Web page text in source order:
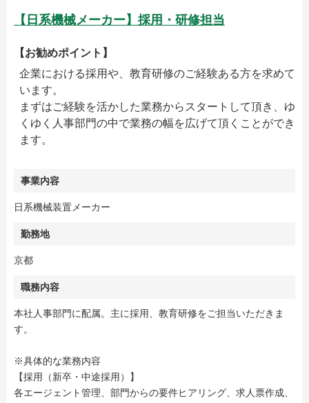
【日系機械メーカー】採用・研修担当
【お勧めポイント】
企業における採用や、教育研修のご経験ある方を求めて
います。
まずはご経験を活かした業務からスタートして頂き、ゆ
くゆく人事部門の中で業務の幅を広げて頂くことができ
ます。
事業内容
日系機械装置メーカー
勤務地
京都
職務内容
本社人事部門に配属。主に採用、教育研修をご担当いただきま
す。
※具体的な業務内容
【採用（新卒・中途採用）】
各エージェント管理、部門からの要件ヒアリング、求人票作成、